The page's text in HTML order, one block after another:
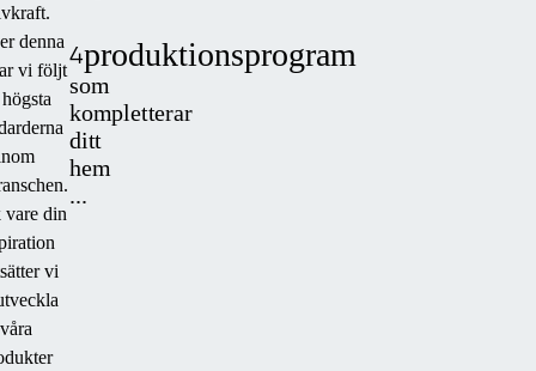
denna
vi följt
vare din
vi
våra
4produktionsprogram
som
kompletterar
ditt
hem
...